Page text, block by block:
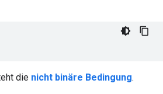
die nicht binäre Bedingung.